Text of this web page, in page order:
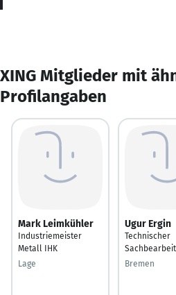
XING Mitglieder mit
Profilangaben
Mark Leimkühler
Industriemeister
Metall IHK
Lage
Ugur Ergin
Technischer
Bremen